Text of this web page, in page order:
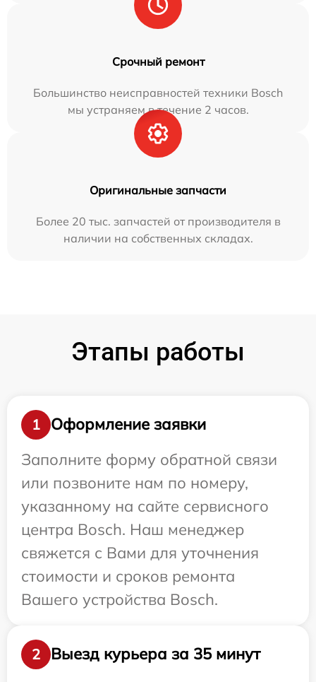
Срочный ремонт
Большинство неисправностей техники Bosch
мы устраняем в течение 2 часов.
Оригинальные запчасти
Более 20 тыс. запчастей от производителя в
наличии на собственных складах.
Этапы работы
1
Оформление заявки
Заполните форму обратной связи
или позвоните нам по номеру,
указанному на сайте сервисного
центра Bosch. Наш менеджер
свяжется с Вами для уточнения
стоимости и сроков ремонта
Вашего устройства Bosch.
2
Выезд курьера за 35 минут